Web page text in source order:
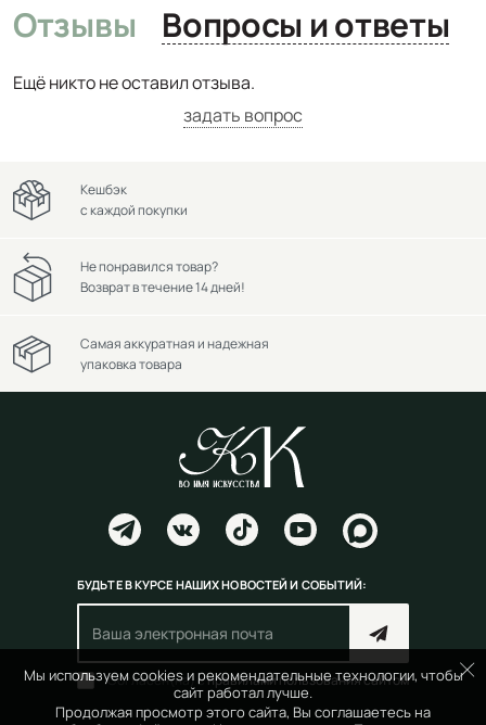
Отзывы Вопросы и ответы
Ещё никто не оставил отзыва.
задать вопрос
Мы используем cookies и рекомендательные технологии, чтобы
сайт работал лучше.
Продолжая просмотр этого сайта, Вы соглашаетесь на
Кешбэк
с каждой покупки
Не понравился товар?
Возврат в течение 14 дней!
Самая аккуратная и надежная
упаковка товара
БУДЬТЕ В КУРСЕ НАШИХ НОВОСТЕЙ И СОБЫТИЙ:
Согласен(на) справилами пользования сайтом